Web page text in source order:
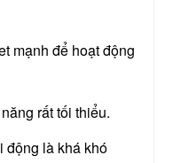
mạnh để hoạt động
rất tối thiểu.
động là khá khó